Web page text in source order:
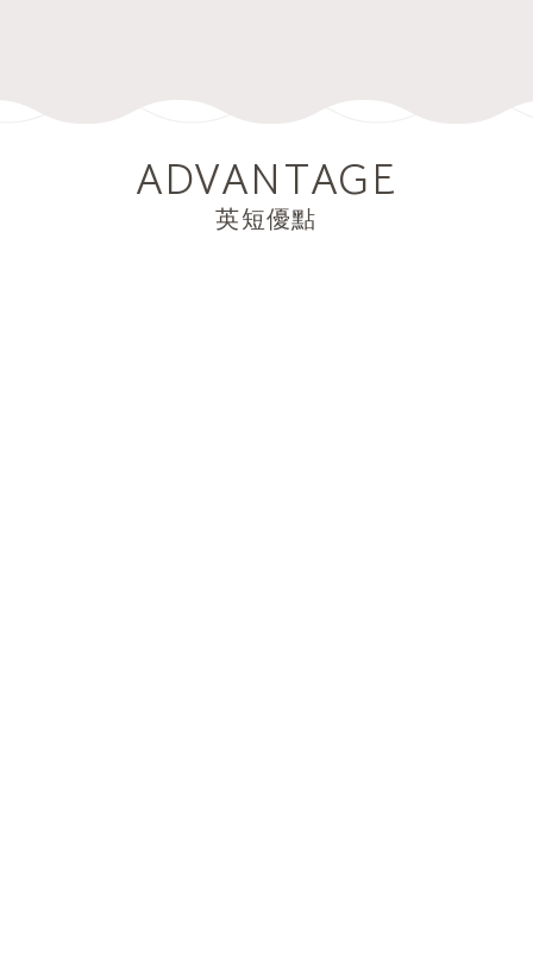
ADVANTAGE
英短優點